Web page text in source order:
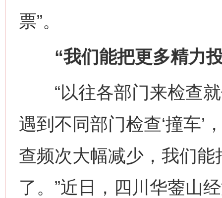
票”。
“我们能把更多精力投
“以往各部门来检查就
遇到不同部门检查‘撞车’
查频次大幅减少，我们
了。”近日，四川华蓥山